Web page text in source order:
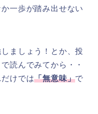
一歩が踏み出せない
ましょう！とか、投
読んでみてから・・
けでは「無意味」で